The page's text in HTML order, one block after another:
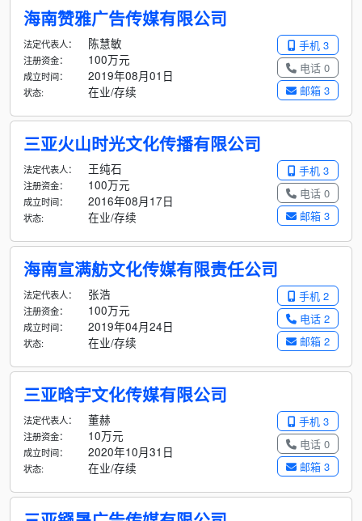
海南赞雅广告传媒有限公司
手机 3
电话 0
邮箱 3
法定代表人： 陈慧敏
注册资金： 100万元
成立时间： 2019年08月01日
状态: 在业/存续
三亚火山时光文化传播有限公司
手机 3
电话 0
邮箱 3
法定代表人： 王纯石
注册资金： 100万元
成立时间： 2016年08月17日
状态: 在业/存续
海南宣满舫文化传媒有限责任公司
手机 2
电话 2
邮箱 2
法定代表人： 张浩
注册资金： 100万元
成立时间： 2019年04月24日
状态: 在业/存续
三亚晗宇文化传媒有限公司
手机 3
电话 0
邮箱 3
法定代表人： 董赫
注册资金： 10万元
成立时间： 2020年10月31日
状态: 在业/存续